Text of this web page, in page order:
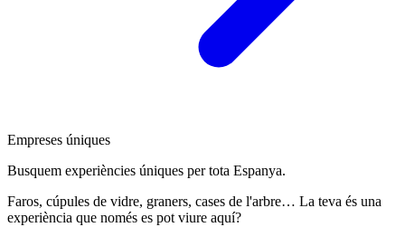
Empreses úniques
Busquem experiències úniques per tota Espanya.
Faros, cúpules de vidre, graners, cases de l'arbre… La teva és una
experiència que només es pot viure aquí?